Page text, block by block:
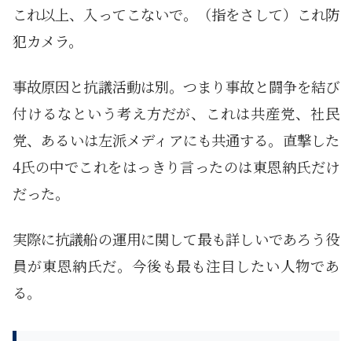
これ以上、入ってこないで。（指をさして）これ防
犯カメラ。
事故原因と抗議活動は別。つまり事故と闘争を結び
付けるなという考え方だが、これは共産党、社民
党、あるいは左派メディアにも共通する。直撃した
4氏の中でこれをはっきり言ったのは東恩納氏だけ
だった。
実際に抗議船の運用に関して最も詳しいであろう役
員が東恩納氏だ。今後も最も注目したい人物であ
る。